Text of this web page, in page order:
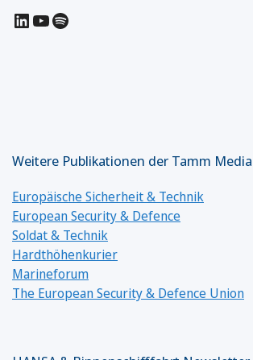
LinkedIn
YouTube
Spotify
Weitere Publikationen der Tamm Media
Europäische Sicherheit & Technik
European Security & Defence
Soldat & Technik
Hardthöhenkurier
Marineforum
The European Security & Defence Union